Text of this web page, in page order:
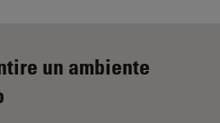
un ambiente